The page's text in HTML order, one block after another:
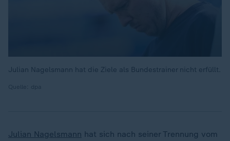
Julian Nagelsmann hat die Ziele als Bundestrainer nicht erfüllt.
Julian Nagelsmann hat sich nach seiner Trennung vom